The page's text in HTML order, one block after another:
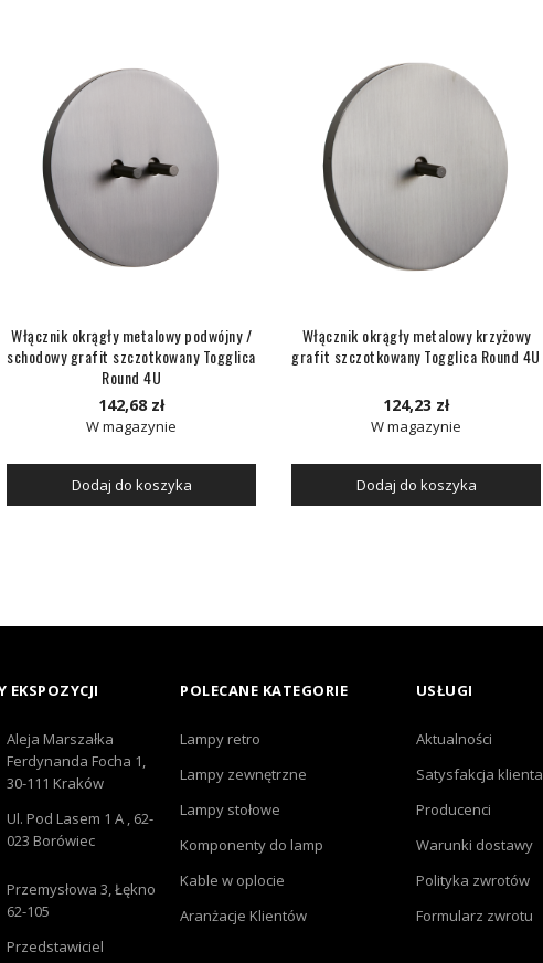
Włącznik okrągły metalowy podwójny /
schodowy grafit szczotkowany Togglica
Round 4U
142,68 zł
W magazynie
Dodaj do koszyka
Włącznik okrągły metalowy krzyżowy
grafit szczotkowany Togglica Round 4U
124,23 zł
W magazynie
Dodaj do koszyka
EKSPOZYCJI
Aleja Marszałka
Ferdynanda Focha 1,
30-111 Kraków
Ul. Pod Lasem 1 A , 62-
023 Borówiec
Przemysłowa 3, Łękno
62-105
Przedstawiciel
POLECANE KATEGORIE
Lampy retro
Lampy zewnętrzne
Lampy stołowe
Komponenty do lamp
Kable w oplocie
Aranżacje Klientów
USŁUGI
Aktualności
Satysfakcja klienta
Producenci
Warunki dostawy
Polityka zwrotów
Formularz zwrotu